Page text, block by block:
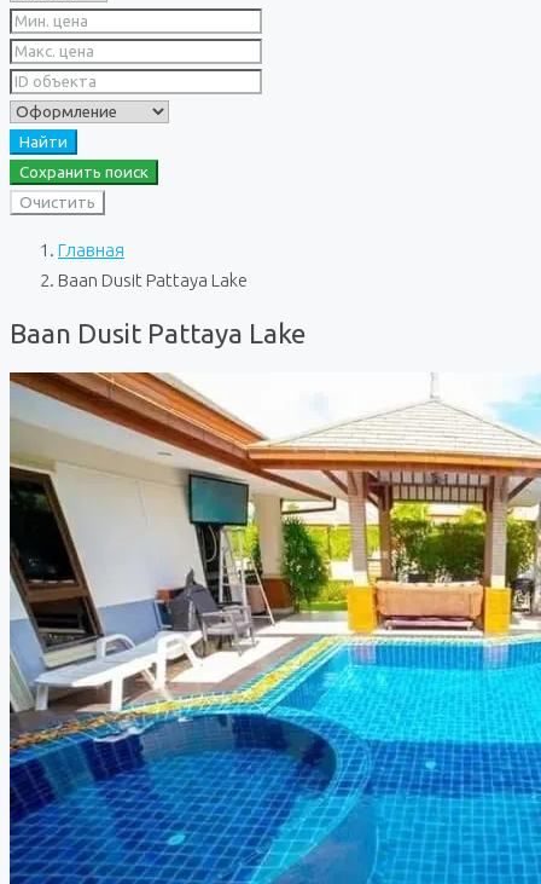
Найти
Сохранить поиск
Очистить
Главная
Baan Dusit Pattaya Lake
Baan Dusit Pattaya Lake